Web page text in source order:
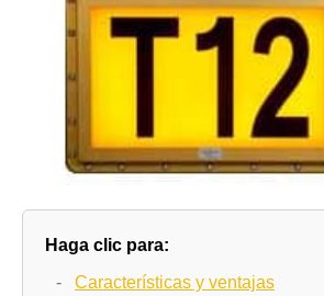
Haga clic para:
- Características y ventajas